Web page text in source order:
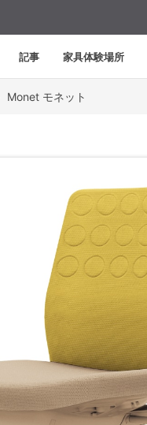
記事 家具体験場所
Monet モネット